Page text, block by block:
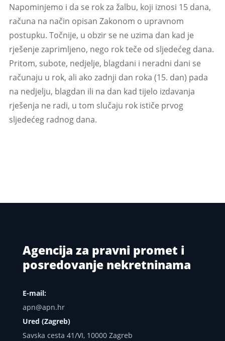
Napominjemo i da se rok za žalbu, koji iznosi 15 dana,
računa na način opisan Zakonom o upravnom
postupku. Točnije, u obzir se ne uzima dan kad je
rješenje zaprimljeno, nego rok teče od sljedećeg dana.
Pritom, subote, nedjelje, blagdani i neradni dani se
računaju u rok, ali ako zadnji dan roka (15. dan) pada
na nedjelju, blagdan ili na dan kad tijelo izdavanja
rješenja ne radi, u tom slučaju rok ističe prvog
sljedećeg radnog dana.
Agencija za pravni promet i
posredovanje nekretninama
E-mail:
apn@apn.hr
Ured (Zagreb)
Savska cesta 41/VI, 10000 Zagreb